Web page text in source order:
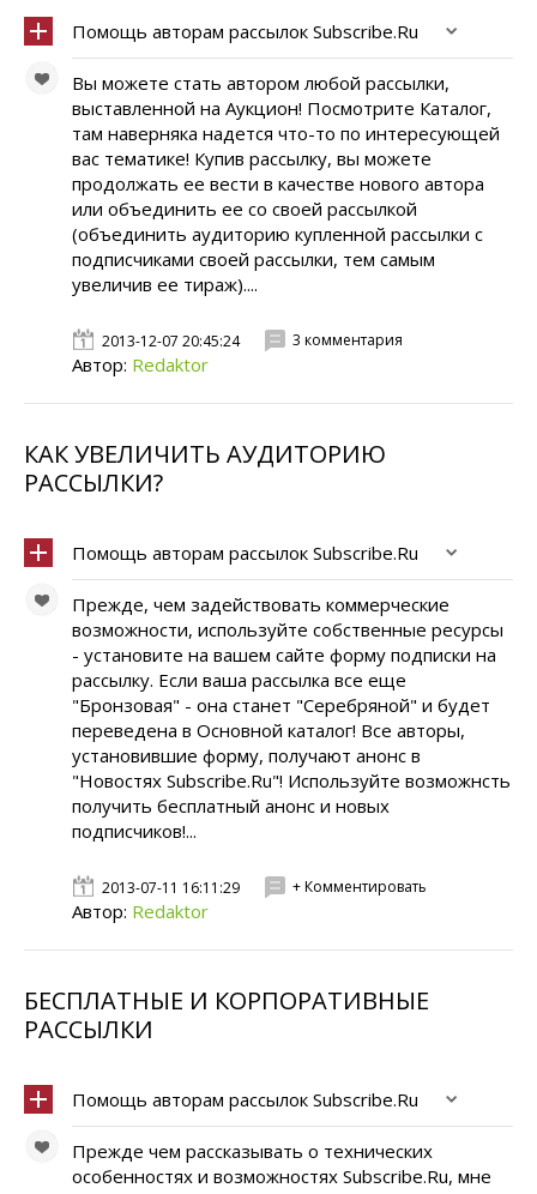
Помощь авторам рассылок Subscribe.Ru
Вы можете стать автором любой рассылки,
выставленной на Аукцион! Посмотрите Каталог,
там наверняка надется что-то по интересующей
вас тематике! Купив рассылку, вы можете
продолжать ее вести в качестве нового автора
или объединить ее со своей рассылкой
(объединить аудиторию купленной рассылки с
подписчиками своей рассылки, тем самым
увеличив ее тираж)....
2013-12-07 20:45:24 3 комментария
Автор: Redaktor
КАК УВЕЛИЧИТЬ АУДИТОРИЮ
РАССЫЛКИ?
Помощь авторам рассылок Subscribe.Ru
Прежде, чем задействовать коммерческие
возможности, используйте собственные ресурсы
- установите на вашем сайте форму подписки на
рассылку. Если ваша рассылка все еще
"Бронзовая" - она станет "Серебряной" и будет
переведена в Основной каталог! Все авторы,
установившие форму, получают анонс в
"Новостях Subscribe.Ru"! Используйте возможнсть
получить бесплатный анонс и новых
подписчиков!...
2013-07-11 16:11:29 + Комментировать
Автор: Redaktor
БЕСПЛАТНЫЕ И КОРПОРАТИВНЫЕ
РАССЫЛКИ
Помощь авторам рассылок Subscribe.Ru
Прежде чем рассказывать о технических
особенностях и возможностях Subscribe.Ru, мне